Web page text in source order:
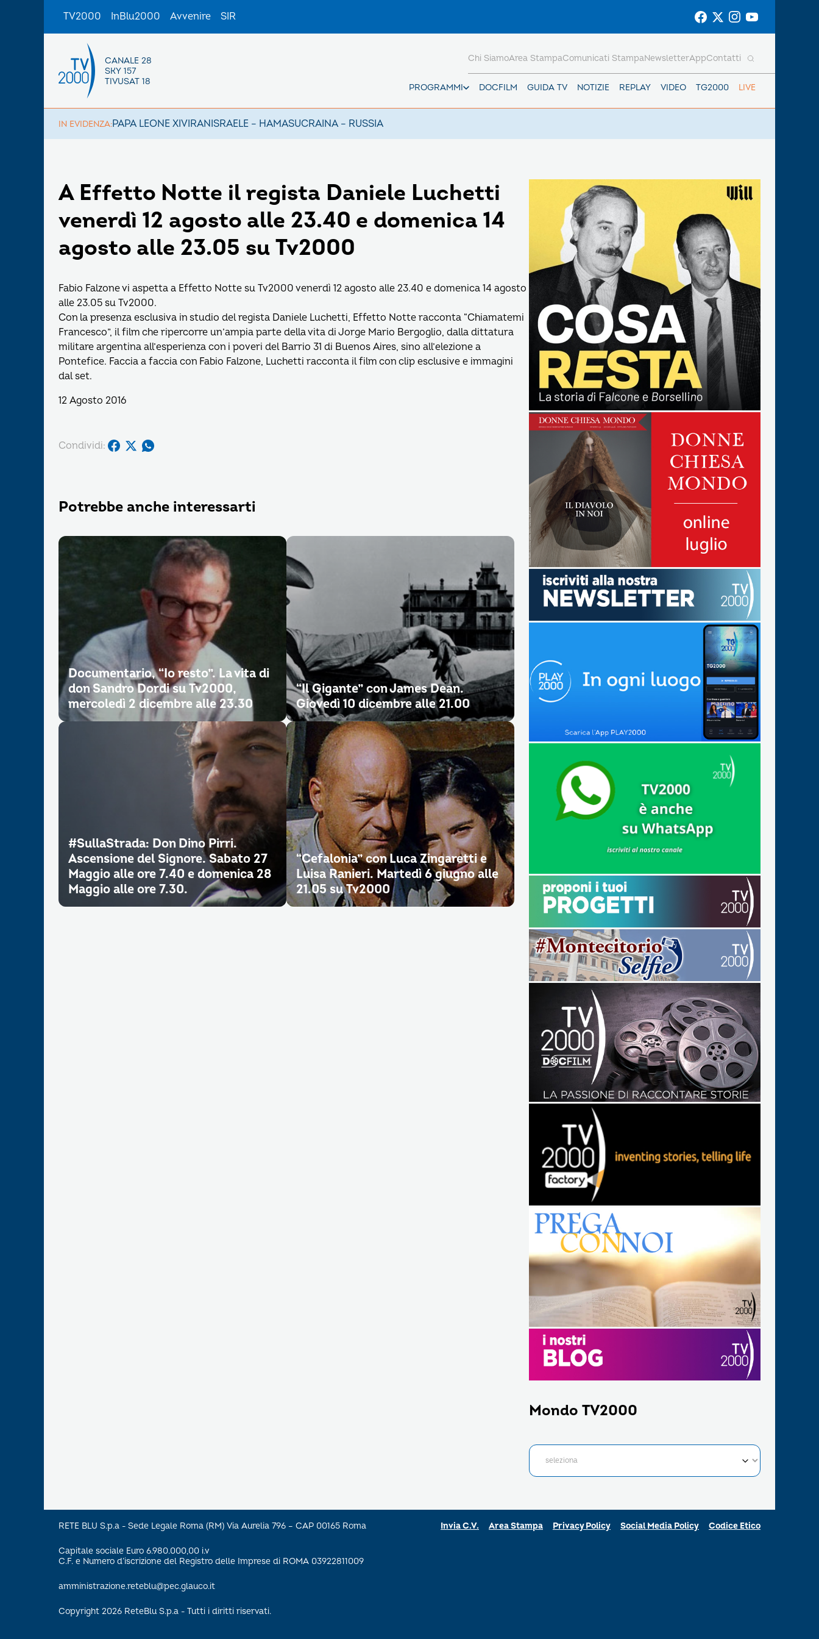
TV2000 InBlu2000 Avvenire SIR
CANALE 28
SKY 157
TIVUSAT 18
PROGRAMMI DOCFILM GUIDA TV NOTIZIE REPLAY VIDEO TG2000 LIVE
Chi SiamoArea StampaComunicati StampaNewsletterAppContatti
IN EVIDENZA:PAPA LEONE XIVIRANISRAELE – HAMASUCRAINA – RUSSIA
A Effetto Notte il regista Daniele Luchetti
venerdì 12 agosto alle 23.40 e domenica 14
agosto alle 23.05 su Tv2000
Fabio Falzone vi aspetta a Effetto Notte su Tv2000 venerdì 12 agosto alle 23.40 e domenica 14 agosto
alle 23.05 su Tv2000.
Con la presenza esclusiva in studio del regista Daniele Luchetti, Effetto Notte racconta “Chiamatemi
Francesco”, il film che ripercorre un’ampia parte della vita di Jorge Mario Bergoglio, dalla dittatura
militare argentina all’esperienza con i poveri del Barrio 31 di Buenos Aires, sino all’elezione a
Pontefice. Faccia a faccia con Fabio Falzone, Luchetti racconta il film con clip esclusive e immagini
dal set.
12 Agosto 2016
Condividi:
Potrebbe anche interessarti
Documentario, “Io resto”. La vita di
don Sandro Dordi su Tv2000,
mercoledì 2 dicembre alle 23.30
“Il Gigante” con James Dean.
Giovedì 10 dicembre alle 21.00
#SullaStrada: Don Dino Pirri.
Ascensione del Signore. Sabato 27
Maggio alle ore 7.40 e domenica 28
Maggio alle ore 7.30.
“Cefalonia” con Luca Zingaretti e
Luisa Ranieri. Martedì 6 giugno alle
21.05 su Tv2000
Mondo TV2000
RETE BLU S.p.a - Sede Legale Roma (RM) Via Aurelia 796 – CAP 00165 Roma
Capitale sociale Euro 6.980.000,00 i.v
C.F. e Numero d’iscrizione del Registro delle Imprese di ROMA 03922811009
amministrazione.reteblu@pec.glauco.it
Copyright 2026 ReteBlu S.p.a - Tutti i diritti riservati.
Invia C.V. Area Stampa Privacy Policy Social Media Policy Codice Etico